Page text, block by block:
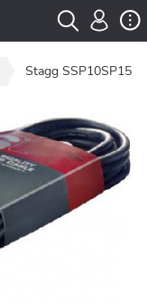
Stagg SSP10SP15